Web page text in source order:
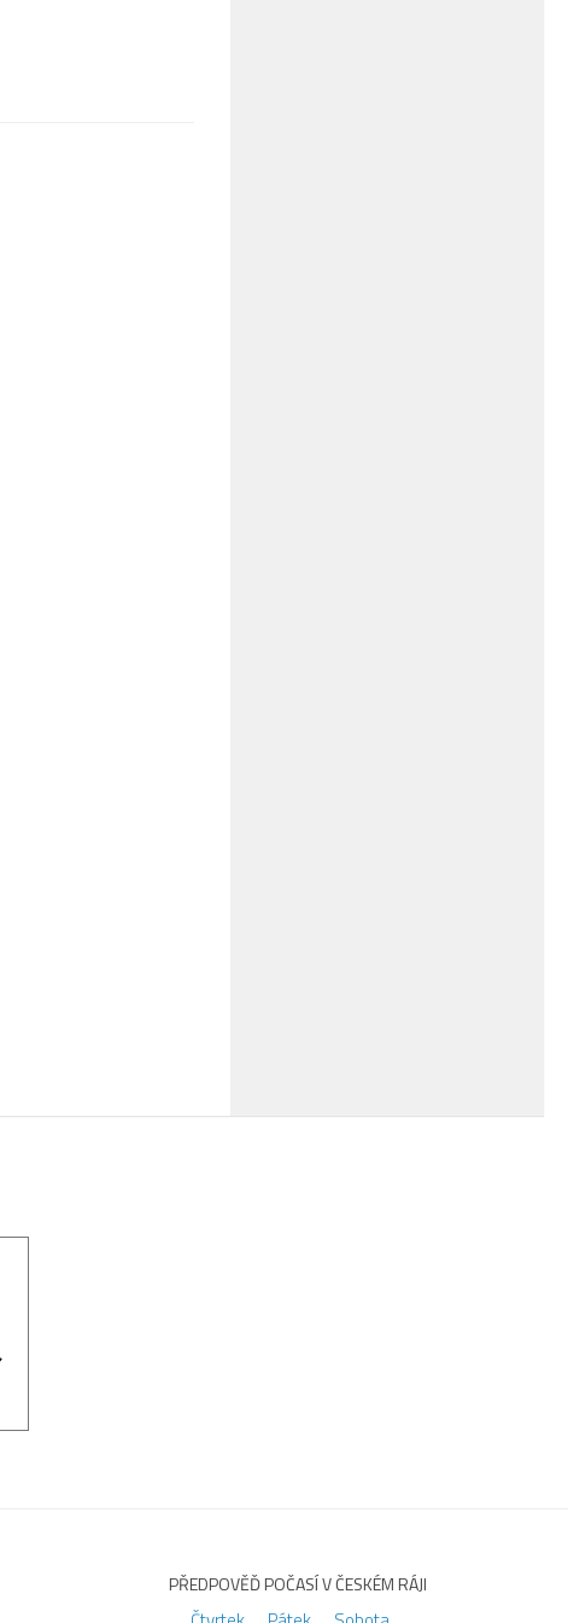
PŘEDPOVĚĎ POČASÍ V ČESKÉM RÁJI